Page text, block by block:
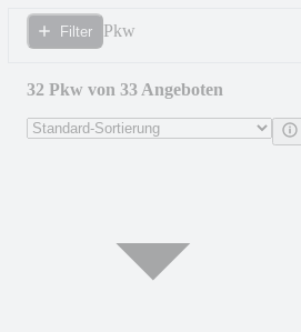
Filter Pkw
32 Pkw von 33 Angeboten